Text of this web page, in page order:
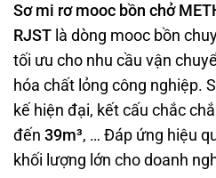
Sơ mi rơ mooc bồn chở
RJST là dòng mooc bồn
tối ưu cho nhu cầu vận
hóa chất lỏng công nghiệp.
kế hiện đại, kết cấu chắc
đến 39m³, … Đáp ứng hiệu
khối lượng lớn cho doanh